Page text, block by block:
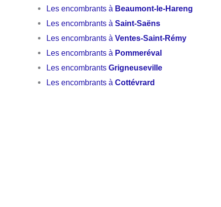
Les encombrants à Beaumont-le-Hareng
Les encombrants àSaint-Saëns
Les encombrants àVentes-Saint-Rémy
Les encombrants à Pommeréval
Les encombrantsGrigneuseville
Les encombrants àCottévrard